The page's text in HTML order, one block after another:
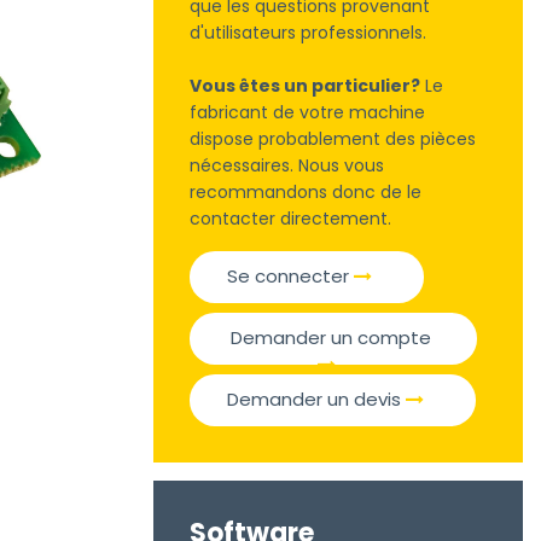
que les questions provenant
d'utilisateurs professionnels.
Vous êtes un particulier? Le
fabricant de votre machine
dispose probablement des pièces
nécessaires. Nous vous
recommandons donc de le
contacter directement.
Se connecter
Demander un compte
Demander un devis
Software